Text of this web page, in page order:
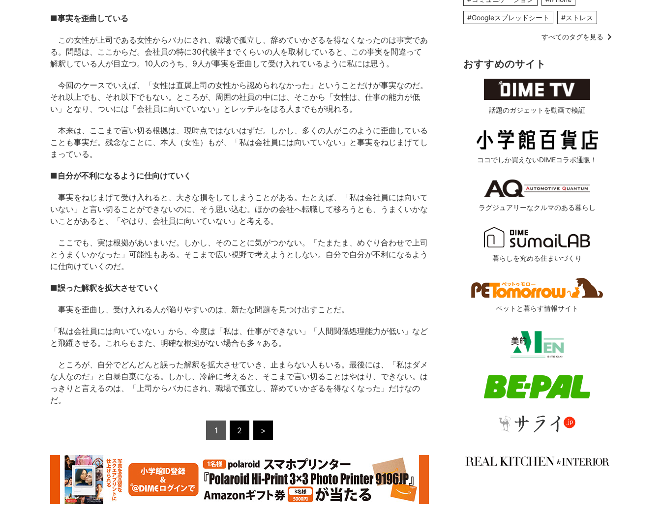
■事実を歪曲している
この女性が上司である女性からバカにされ、職場で孤立し、辞めていかざるを得なくなったのは事実であ
る。問題は、ここからだ。会社員の特に30代後半までくらいの人を取材していると、この事実を間違って
解釈している人が目立つ。10人のうち、9人が事実を歪曲して受け入れているように私には思う。
今回のケースでいえば、「女性は直属上司の女性から認められなかった」ということだけが事実なのだ。
それ以上でも、それ以下でもない。ところが、周囲の社員の中には、そこから「女性は、仕事の能力が低
い」となり、ついには「会社員に向いていない」とレッテルをはる人までもが現れる。
本来は、ここまで言い切る根拠は、現時点ではないはずだ。しかし、多くの人がこのように歪曲している
ことも事実だ。残念なことに、本人（女性）もが、「私は会社員には向いていない」と事実をねじまげてし
まっている。
■自分が不利になるように仕向けていく
事実をねじまげて受け入れると、大きな損をしてしまうことがある。たとえば、「私は会社員には向いて
いない」と言い切ることができないのに、そう思い込む。ほかの会社へ転職して移ろうとも、うまくいかな
いことがあると、「やはり、会社員に向いていない」と考える。
ここでも、実は根拠があいまいだ。しかし、そのことに気がつかない。「たまたま、めぐり合わせで上司
とうまくいかなった」可能性もある。そこまで広い視野で考えようとしない。自分で自分が不利になるよう
に仕向けていくのだ。
■誤った解釈を拡大させていく
事実を歪曲し、受け入れる人が陥りやすいのは、新たな問題を見つけ出すことだ。
「私は会社員には向いていない」から、今度は「私は、仕事ができない」「人間関係処理能力が低い」など
と飛躍させる。これらもまた、明確な根拠がない場合も多々ある。
ところが、自分でどんどんと誤った解釈を拡大させていき、止まらない人もいる。最後には、「私はダメ
な人なのだ」と自暴自棄になる。しかし、冷静に考えると、そこまで言い切ることはやはり、できない。は
っきりと言えるのは、「上司からバカにされ、職場で孤立し、辞めていかざるを得なくなった」だけなの
だ。
1 2 >
#Googleスプレッドシート #ストレス
すべてのタグを見る
おすすめのサイト
話題のガジェットを動画で検証
ココでしか買えないDIMEコラボ通販！
ラグジュアリーなクルマのある暮らし
暮らしを究める住まいづくり
ペットと暮らす情報サイト